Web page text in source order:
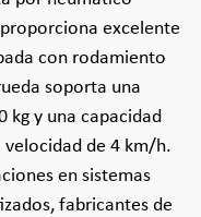
excelente
con rodamiento
soporta una
kg y una capacidad
velocidad de 4 km/h.
en sistemas
fabricantes de